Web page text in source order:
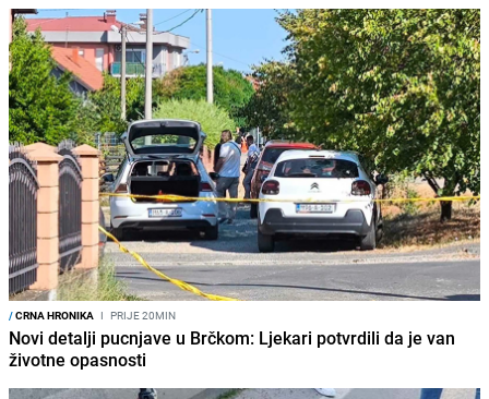
/CRNA HRONIKA I PRIJE 20MIN
Novi detalji pucnjave u Brčkom: Ljekari potvrdili da je van
životne opasnosti